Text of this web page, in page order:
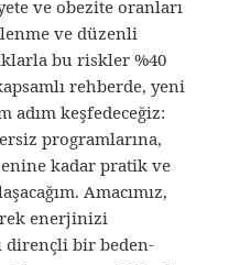
ve obezite oranları
ve düzenli
bu riskler %40
rehberde, yeni
adım keşfedeceğiz:
programlarına,
kadar pratik ve
Amacımız,
enerjinizi
dirençli bir beden-